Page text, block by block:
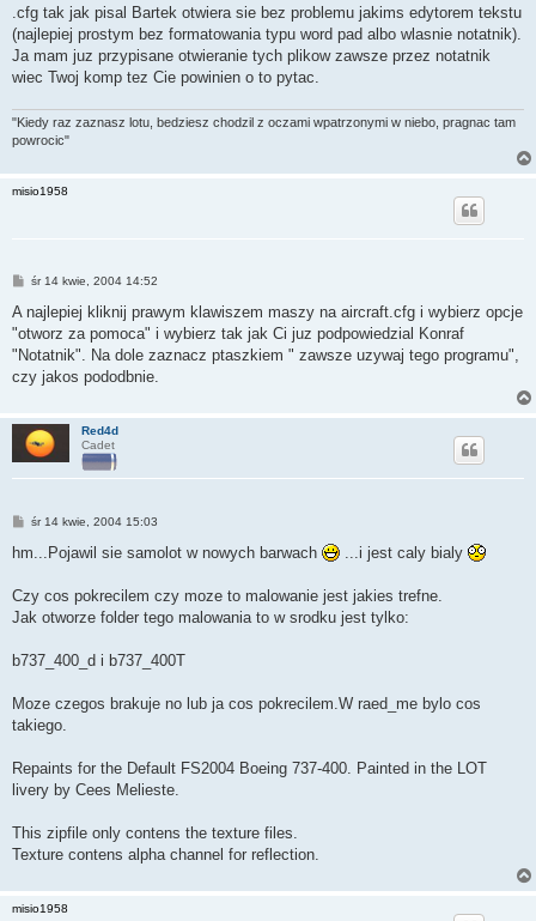
s
.cfg tak jak pisal Bartek otwiera sie bez problemu jakims edytorem tekstu
(najlepiej prostym bez formatowania typu word pad albo wlasnie notatnik).
Ja mam juz przypisane otwieranie tych plikow zawsze przez notatnik
wiec Twoj komp tez Cie powinien o to pytac.
"Kiedy raz zaznasz lotu, bedziesz chodzil z oczami wpatrzonymi w niebo, pragnac tam
powrocic"
misio1958
P
s
śr 14 kwie, 2004 14:52
A najlepiej kliknij prawym klawiszem maszy na aircraft.cfg i wybierz opcje
"otworz za pomoca" i wybierz tak jak Ci juz podpowiedzial Konraf
"Notatnik". Na dole zaznacz ptaszkiem " zawsze uzywaj tego programu",
czy jakos pododbnie.
Red4d
Cadet
P
s
śr 14 kwie, 2004 15:03
hm...Pojawil sie samolot w nowych barwach ...i jest caly bialy
Czy cos pokrecilem czy moze to malowanie jest jakies trefne.
Jak otworze folder tego malowania to w srodku jest tylko:
b737_400_d i b737_400T
Moze czegos brakuje no lub ja cos pokrecilem.W raed_me bylo cos
takiego.
Repaints for the Default FS2004 Boeing 737-400. Painted in the LOT
livery by Cees Melieste.
This zipfile only contens the texture files.
Texture contens alpha channel for reflection.
misio1958